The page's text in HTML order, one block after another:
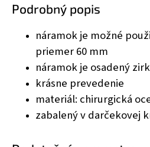
Podrobný popis
náramok je možné
priemer 60 mm
náramok je osadený
krásne prevedenie
materiál: chirurgická
zabalený v darčekovej